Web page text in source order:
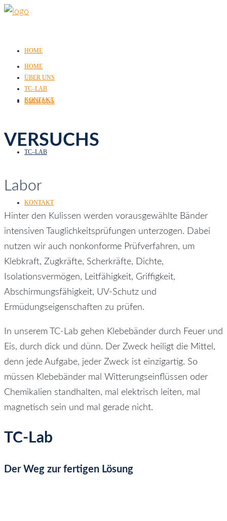
HOME
ÜBER UNS
TC–LAB
KONTAKT
HOME
ÜBER UNS
TC–LAB
KONTAKT
VERSUCHS
Labor
Hinter den Kulissen werden vorausgewählte Bänder
intensiven Tauglichkeitsprüfungen unterzogen. Dabei
nutzen wir auch nonkonforme Prüfverfahren, um
Klebkraft, Zugkräfte, Scherkräfte, Dichte,
Isolationsvermögen, Leitfähigkeit, Griffigkeit,
Abschirmungsfähigkeit, UV-Schutz und
Ermüdungseigenschaften zu prüfen.
In unserem TC-Lab gehen Klebebänder durch Feuer und
Eis, durch dick und dünn. Der Zweck heiligt die Mittel,
denn jede Aufgabe, jeder Zweck ist einzigartig. So
müssen Klebebänder mal Witterungseinflüssen oder
Chemikalien standhalten, mal elektrisch leiten, mal
magnetisch sein und mal gerade nicht. ​
TC-Lab
Der Weg zur fertigen Lösung